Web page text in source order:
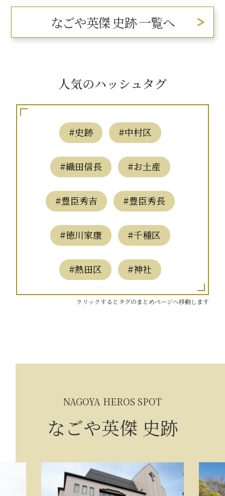
なごや英傑 史跡 一覧へ
人気のハッシュタグ
#史跡 #中村区
#織田信長 #お土産
#豊臣秀吉 #豊臣秀長
#徳川家康 #千種区
#熱田区 #神社
クリックするとタグのまとめページへ移動します
NAGOYA HEROS SPOT
なごや英傑 史跡